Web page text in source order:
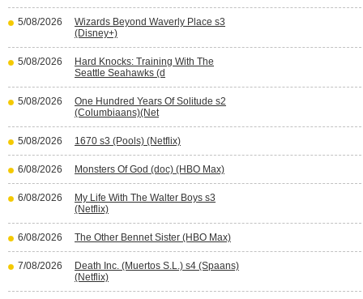
5/08/2026
Wizards Beyond Waverly Place s3
(Disney+)
5/08/2026
Hard Knocks: Training With The
Seattle Seahawks (d
5/08/2026
One Hundred Years Of Solitude s2
(Columbiaans)(Net
5/08/2026 1670 s3 (Pools) (Netflix)
6/08/2026 Monsters Of God (doc) (HBO Max)
6/08/2026
My Life With The Walter Boys s3
(Netflix)
6/08/2026 The Other Bennet Sister (HBO Max)
7/08/2026
Death Inc. (Muertos S.L.) s4 (Spaans)
(Netflix)